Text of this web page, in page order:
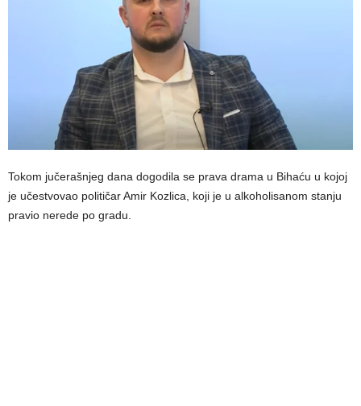
Tokom jučerašnjeg dana dogodila se prava drama u Bihaću u kojoj
je učestvovao političar Amir Kozlica, koji je u alkoholisanom stanju
pravio nerede po gradu.